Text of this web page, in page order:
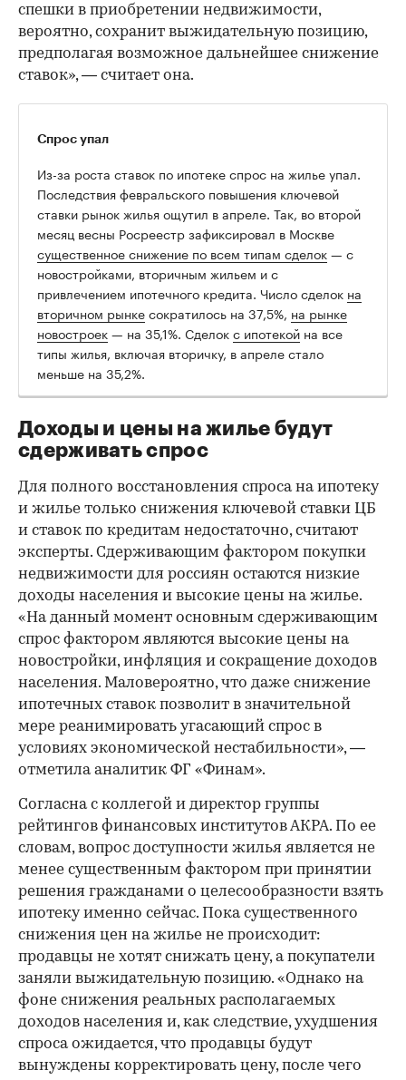
спешки в приобретении недвижимости,
вероятно, сохранит выжидательную позицию,
предполагая возможное дальнейшее снижение
ставок», — считает она.
Спрос упал
Из-за роста ставок по ипотеке спрос на жилье упал.
Последствия февральского повышения ключевой
ставки рынок жилья ощутил в апреле. Так, во второй
месяц весны Росреестр зафиксировал в Москве
существенное снижение по всем типам сделок— с
новостройками, вторичным жильем и с
привлечением ипотечного кредита. Число сделок на
вторичном рынкесократилось на 37,5%, на рынке
новостроек— на 35,1%. Сделокс ипотекой на все
типы жилья, включая вторичку, в апреле стало
меньше на 35,2%.
Доходы и цены на жилье будут
сдерживать спрос
Для полного восстановления спроса на ипотеку
и жилье только снижения ключевой ставки ЦБ
и ставок по кредитам недостаточно, считают
эксперты. Сдерживающим фактором покупки
недвижимости для россиян остаются низкие
доходы населения и высокие цены на жилье.
«На данный момент основным сдерживающим
спрос фактором являются высокие цены на
новостройки, инфляция и сокращение доходов
населения. Маловероятно, что даже снижение
ипотечных ставок позволит в значительной
мере реанимировать угасающий спрос в
условиях экономической нестабильности», —
отметила аналитик ФГ «Финам».
Согласна с коллегой и директор группы
рейтингов финансовых институтов АКРА. По ее
словам, вопрос доступности жилья является не
менее существенным фактором при принятии
решения гражданами о целесообразности взять
ипотеку именно сейчас. Пока существенного
снижения цен на жилье не происходит:
продавцы не хотят снижать цену, а покупатели
заняли выжидательную позицию. «Однако на
фоне снижения реальных располагаемых
доходов населения и, как следствие, ухудшения
спроса ожидается, что продавцы будут
вынуждены корректировать цену, после чего